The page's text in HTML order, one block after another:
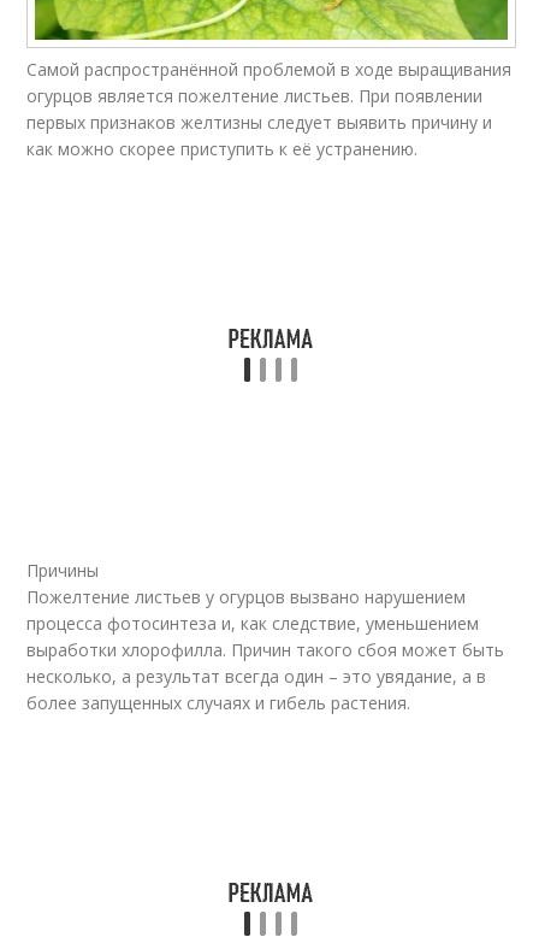
Самой распространённой проблемой в ходе выращивания
огурцов является пожелтение листьев. При появлении
первых признаков желтизны следует выявить причину и
как можно скорее приступить к её устранению.
Причины
Пожелтение листьев у огурцов вызвано нарушением
процесса фотосинтеза и, как следствие, уменьшением
выработки хлорофилла. Причин такого сбоя может быть
несколько, а результат всегда один – это увядание, а в
более запущенных случаях и гибель растения.